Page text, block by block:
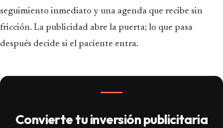
seguimiento inmediato y una agenda que recibe sin
fricción. La publicidad abre la puerta; lo que pasa
después decide si el paciente entra.
Convierte tu inversión publicitaria